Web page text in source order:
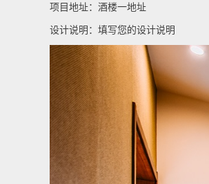
项目地址：酒楼一地址
设计说明：填写您的设计说明